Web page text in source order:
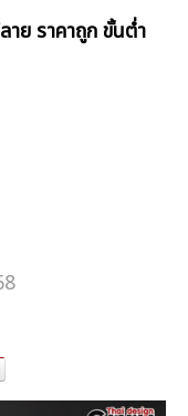
าย ราคาถูก ขั้นต่ำ